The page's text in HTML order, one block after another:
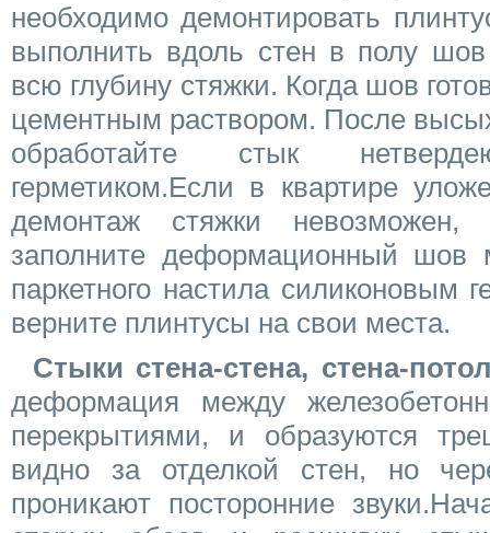
необходимо демонтировать
выполнить вдоль стен в полу
всю глубину стяжки. Когда шов
цементным раствором. После
обработайте стык
герметиком.Если в квартире
демонтаж стяжки невозможен,
заполните деформационный шов
паркетного настила силиконовым
верните плинтусы на свои места.
Стыки стена-стена, стена-
деформация между
перекрытиями, и образуются
видно за отделкой стен, но
проникают посторонние